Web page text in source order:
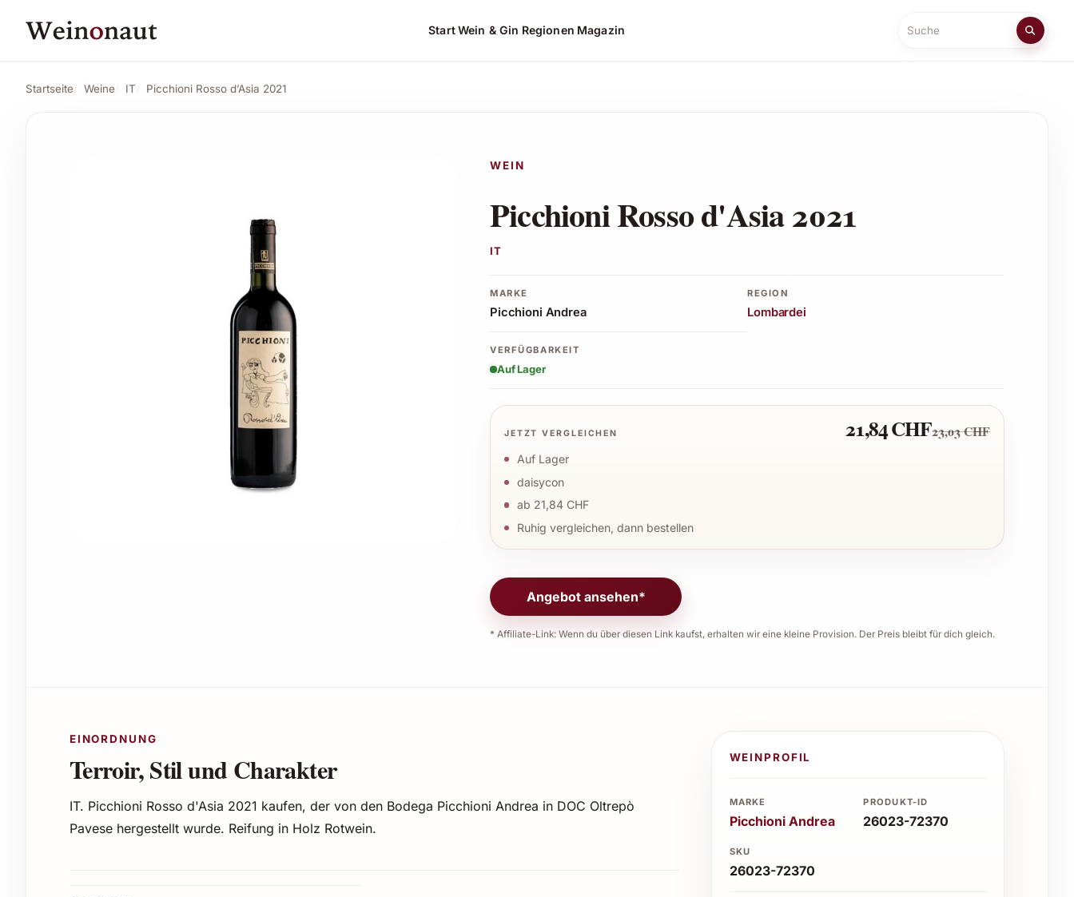
StartWein & Gin Regionen Magazin
Suche
Startseite Weine IT Picchioni Rosso d’Asia 2021
WEIN
Picchioni Rosso d'Asia 2021
IT
MARKE
Picchioni Andrea
REGION
Lombardei
VERFÜGBARKEIT
Auf Lager
JETZT VERGLEICHEN 21,84 CHF23,03 CHF
Auf Lager
daisycon
ab 21,84 CHF
Ruhig vergleichen, dann bestellen
Angebot ansehen*
* Affiliate-Link: Wenn du über diesen Link kaufst, erhalten wir eine kleine Provision. Der Preis bleibt für dich gleich.
EINORDNUNG
Terroir, Stil und Charakter
IT. Picchioni Rosso d'Asia 2021 kaufen, der von den Bodega Picchioni Andrea in DOC Oltrepò
Pavese hergestellt wurde. Reifung in Holz Rotwein.
WEINPROFIL
MARKE
Picchioni Andrea
PRODUKT-ID
26023-72370
SKU
26023-72370